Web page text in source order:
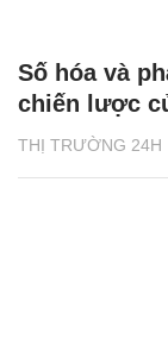
THỊ TRƯỜNG 24H
Số hóa và
chiến lược